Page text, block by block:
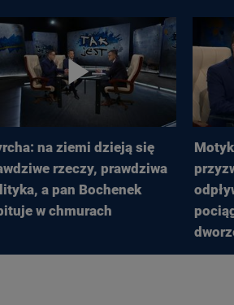
na ziemi dzieją się
rzeczy, prawdziwa
a pan Bochenek
w chmurach